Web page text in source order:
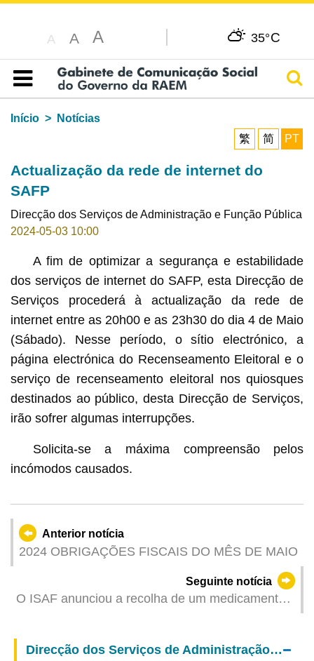
A A A 35°C
Índice
Início
Notícias
繁
简 PT
Actualização da rede de internet do
SAFP
Direcção dos Serviços de Administração e Função Pública
2024-05-03 10:00
A fim de optimizar a segurança e estabilidade
dos serviços de internet do SAFP, esta Direcção de
Serviços procederá à actualização da rede de
internet entre as 20h00 e as 23h30 do dia 4 de Maio
(Sábado). Nesse período, o sítio electrónico, a
página electrónica do Recenseamento Eleitoral e o
serviço de recenseamento eleitoral nos quiosques
destinados ao público, desta Direcção de Serviços,
irão sofrer algumas interrupções.
Solicita-se a máxima compreensão pelos
incómodos causados.
Anterior notícia
2024 OBRIGAÇÕES FISCAIS DO MÊS DE MAIO
Seguinte notícia
O ISAF anunciou a recolha de um medicamento
Direcção dos Serviços de Administração e Função Pública